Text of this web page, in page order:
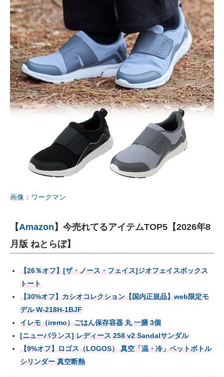
画像：ワークマン
【Amazon 】今売れてるアイテムTOP5【2026年8
月版 ねとらぼ】
【26％オフ】[ザ・ノース・フェイス]ジオフェイスボックス
トート
【30%オフ】カシオコレクション【国内正規品】web限定モ
デル W-218H-1BJF
イレモ（iremo）ごはん保存容器 丸 一膳 3個
[ニューバランス] レディース 258 v2 Sandalサンダル
【9%オフ】ロゴス（LOGOS） 真空「温・冷」ペットボトル
シリンダー 真空断熱